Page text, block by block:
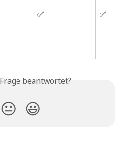
✅ ✅
beantwortet?
😐 😃